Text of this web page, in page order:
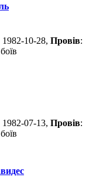
1982-10-28, Провів:
1982-07-13, Провів: